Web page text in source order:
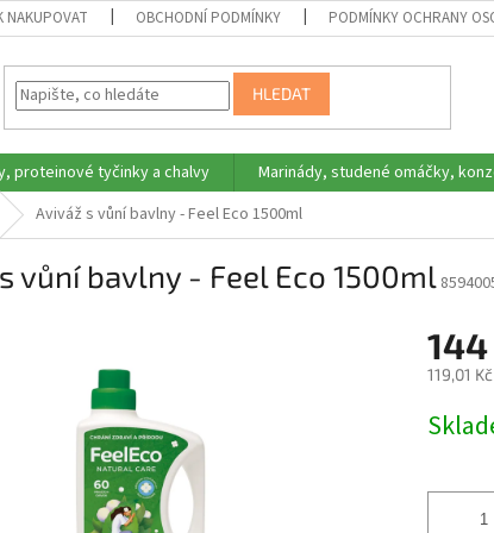
NAKUPOVAT OBCHODNÍ PODMÍNKY PODMÍNKY OCHRANY
HLEDAT
proteinové tyčinky a chalvy Marinády, studené omáčky,
Aviváž s vůní bavlny - Feel Eco 1500ml
vůní bavlny - Feel Eco 1500ml
144
119,01
cena: